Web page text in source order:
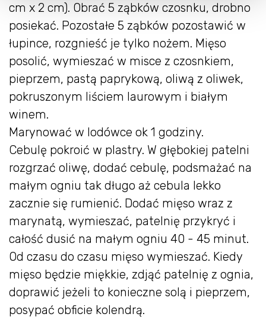
cm x 2 cm). Obrać 5 ząbków czosnku, drobno
posiekać. Pozostałe 5 ząbków pozostawić w
łupince, rozgnieść je tylko nożem. Mięso
posolić, wymieszać w misce z czosnkiem,
pieprzem, pastą paprykową, oliwą z oliwek,
pokruszonym liściem laurowym i białym
winem.
Marynować w lodówce ok 1 godziny.
Cebulę pokroić w plastry. W głębokiej patelni
rozgrzać oliwę, dodać cebulę, podsmażać na
małym ogniu tak długo aż cebula lekko
zacznie się rumienić. Dodać mięso wraz z
marynatą, wymieszać, patelnię przykryć i
całość dusić na małym ogniu 40 - 45 minut.
Od czasu do czasu mięso wymieszać. Kiedy
mięso będzie miękkie, zdjąć patelnię z ognia,
doprawić jeżeli to konieczne solą i pieprzem,
posypać obficie kolendrą.